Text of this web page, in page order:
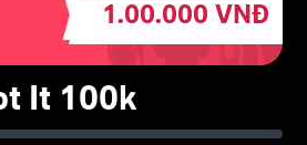
1.00.000 VNĐ
It 100k